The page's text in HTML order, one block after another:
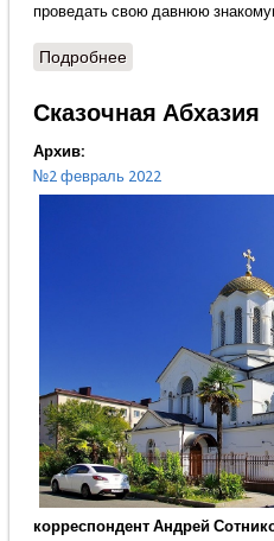
проведать свою давнюю
Подробнеео СВЯТЫЕ
Сказочная Абхазия
Архив:
№2 февраль 2022
корреспондент Андрей